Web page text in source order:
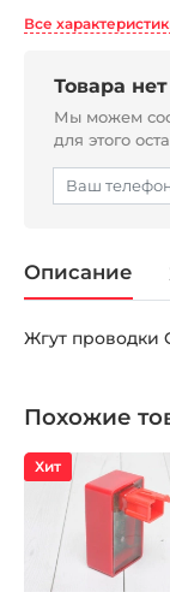
Все
Товара
Мы можем
для этого
Описание
Жгут проводки
Похожие
Хит